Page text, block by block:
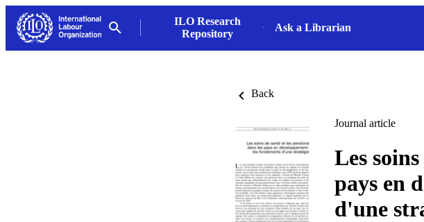
ILO Research
Repository
Ask a Librarian
Back
Journal article
Les
pays en
d'une